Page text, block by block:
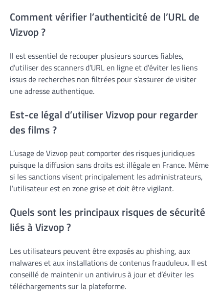
Comment vérifier l’authenticité de l’URL de
Vizvop ?
Il est essentiel de recouper plusieurs sources fiables,
d’utiliser des scanners d’URL en ligne et d’éviter les liens
issus de recherches non filtrées pour s’assurer de visiter
une adresse authentique.
Est-ce légal d’utiliser Vizvop pour regarder
des films ?
L’usage de Vizvop peut comporter des risques juridiques
puisque la diffusion sans droits est illégale en France. Même
si les sanctions visent principalement les administrateurs,
l’utilisateur est en zone grise et doit être vigilant.
Quels sont les principaux risques de sécurité
liés à Vizvop ?
Les utilisateurs peuvent être exposés au phishing, aux
malwares et aux installations de contenus frauduleux. Il est
conseillé de maintenir un antivirus à jour et d’éviter les
téléchargements sur la plateforme.